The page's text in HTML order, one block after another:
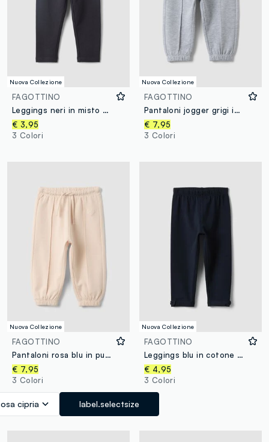
Nuova Collezione
FAGOTTINO
Leggings neri in misto cotone organico slim fit per bimba
€ 3,95
3 Colori
Nuova Collezione
FAGOTTINO
Pantaloni jogger grigi in puro cotone con stampa cuore comfort fit per bimba
€ 7,95
3 Colori
Nuova Collezione
FAGOTTINO
Pantaloni rosa blu in puro cotone con stampa cuore comfort fit per bimba
€ 7,95
3 Colori
cipria label.selectsize
Nuova Collezione
FAGOTTINO
Leggings blu in cotone organico elasticizzato con fiocchi per bimba
€ 4,95
3 Colori